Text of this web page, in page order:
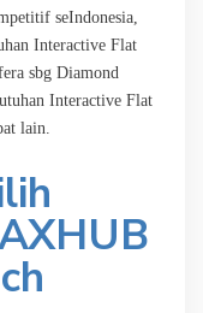
seIndonesia,
Interactive Flat
sbg Diamond
Interactive Flat
lain.